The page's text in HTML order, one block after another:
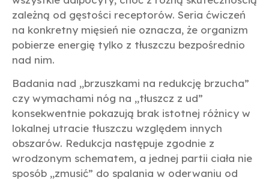
zależną od gęstości receptorów. Seria ćwiczeń
na konkretny mięsień nie oznacza, że organizm
pobierze energię tylko z tłuszczu bezpośrednio
nad nim.
Badania nad „brzuszkami na redukcję brzucha”
czy wymachami nóg na „tłuszcz z ud”
konsekwentnie pokazują brak istotnej różnicy w
lokalnej utracie tłuszczu względem innych
obszarów. Redukcja następuje zgodnie z
wrodzonym schematem, a jednej partii ciała nie
sposób „zmusić” do spalania w oderwaniu od